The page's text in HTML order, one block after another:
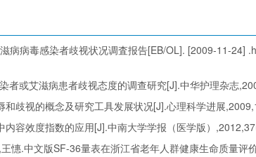
病病毒感染者歧视状况调査报告[EB/OL]. [2009-11-24]
者或艾滋病患者歧视态度的调查研究[J].中华护理杂志
和歧视的概念及研究工具发展状况[J].心理科学进展
内容效度指数的应用[J].中南大学学报（医学版）
憓.中文版SF-36量表在浙江省老年人群健康生命质量